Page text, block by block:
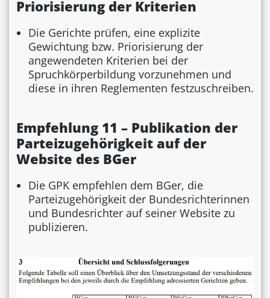
Priorisierung der Kriterien
Die Gerichte prüfen, eine explizite
Gewichtung bzw. Priorisierung der
angewendeten Kriterien bei der
Spruchkörperbildung vorzunehmen und
diese in ihren Reglementen festzuschreiben.
Empfehlung 11 – Publikation der
Parteizugehörigkeit auf der
Website des BGer
Die GPK empfehlen dem BGer, die
Parteizugehörigkeit der Bundesrichterinnen
und Bundesrichter auf seiner Website zu
publizieren.